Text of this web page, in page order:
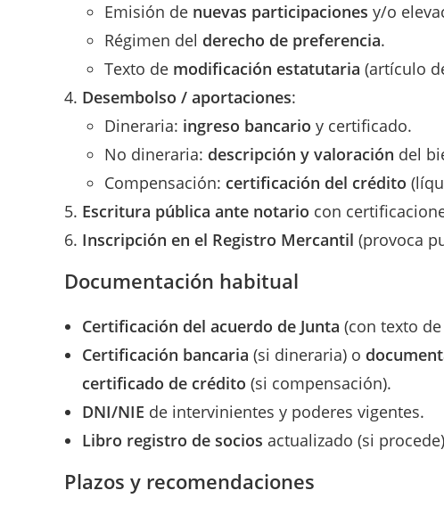
Emisión de nuevas participaciones y/o
Régimen del derecho de preferencia.
Texto de modificación estatutaria (artículo
Desembolso / aportaciones:
Dineraria: ingreso bancario y certificado.
No dineraria: descripción y valoración del
Compensación: certificación del crédito
Escritura pública ante notario con
Inscripción en el Registro Mercantil (provoca
Documentación habitual
Certificación del acuerdo de Junta (con texto
Certificación bancaria (si dineraria) o
certificado de crédito (si compensación).
DNI/NIE de intervinientes y poderes vigentes.
Libro registro de socios actualizado (si
Plazos y recomendaciones